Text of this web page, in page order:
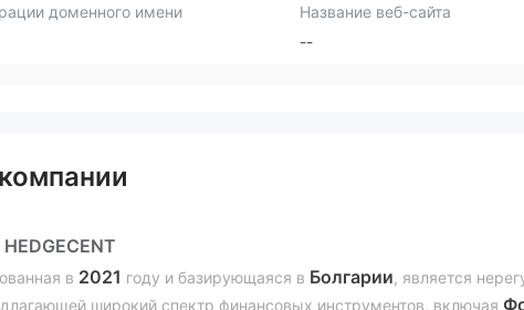
доменного имени
Название веб-сайта
--
в 2021 году и базирующаяся в Болгарии, является
широкий спектр финансовых инструментов, включая